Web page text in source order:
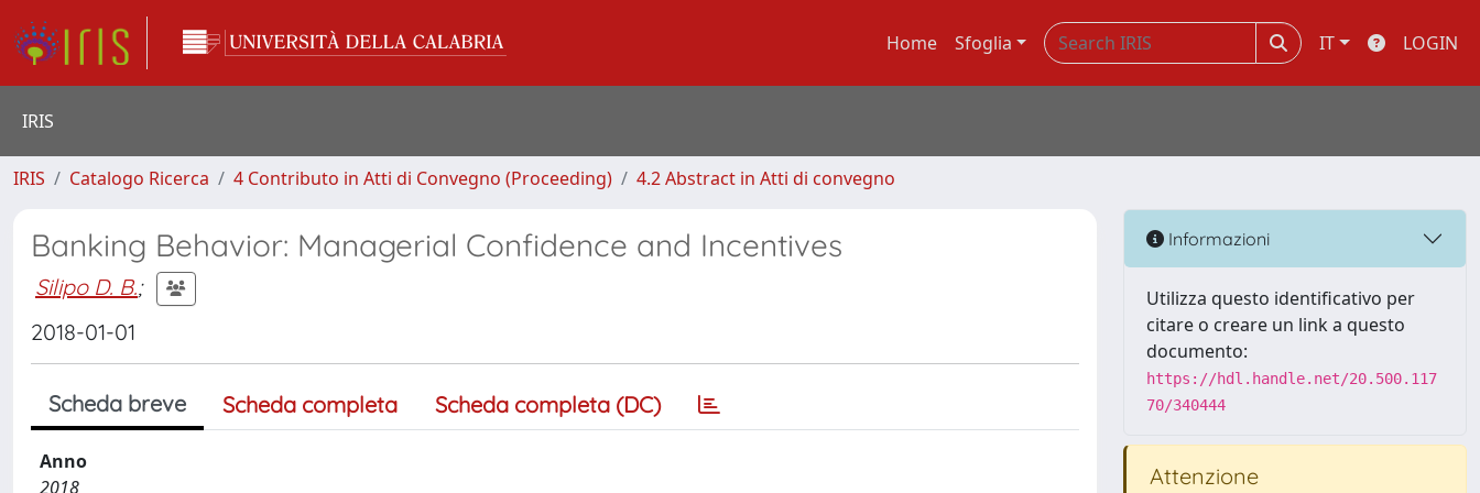
Home Sfoglia IT LOGIN
IRIS
IRIS Catalogo Ricerca 4 Contributo in Atti di Convegno (Proceeding) 4.2 Abstract in Atti di convegno
Banking Behavior: Managerial Confidence and Incentives
Silipo D. B.;
2018-01-01
Scheda breve Scheda completa Scheda completa (DC)
Anno
2018
Informazioni
Utilizza questo identificativo per
citare o creare un link a questo
documento:
https://hdl.handle.net/20.500.117
70/340444
Attenzione